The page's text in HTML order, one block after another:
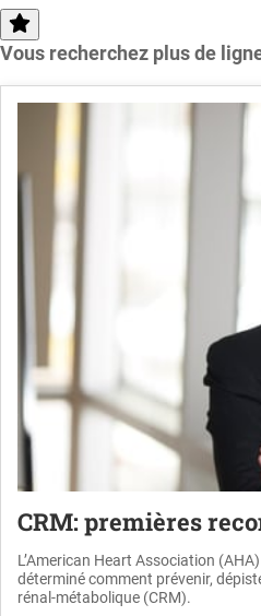
Vous recherchez plus de
CRM: premières
L’American Heart Association
déterminé comment prévenir,
rénal-métabolique (CRM).